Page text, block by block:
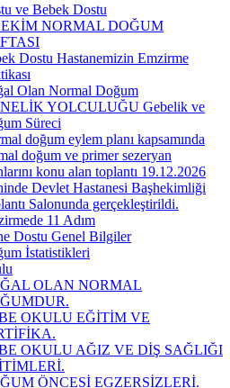
ve Bebek Dostu
EKİM NORMAL DOĞUM
Dostu Hastanemizin Emzirme
Olan Normal Doğum
YOLCULUĞU Gebelik ve
Süreci
doğum eylem planı kapsamında
doğum ve primer sezeryan
konu alan toplantı 19.12.2026
Devlet Hastanesi Başhekimliği
Salonunda gerçekleştirildi.
11 Adım
Dostu Genel Bilgiler
İstatistikleri
OLAN NORMAL
OKULU EĞİTİM VE
OKULU AĞIZ VE DİŞ SAĞLIĞI
ÖNCESİ EGZERSİZLERİ.